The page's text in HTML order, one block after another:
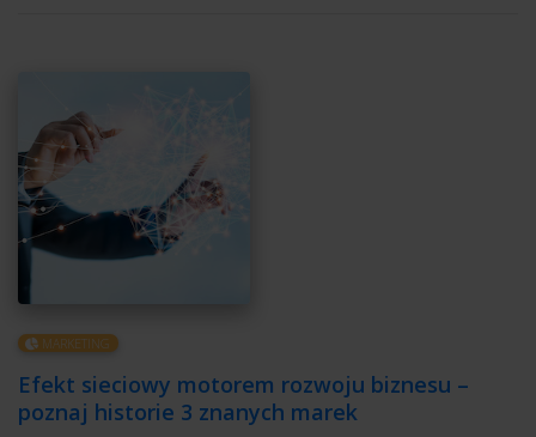
MARKETING
Efekt sieciowy motorem rozwoju biznesu –
poznaj historie 3 znanych marek